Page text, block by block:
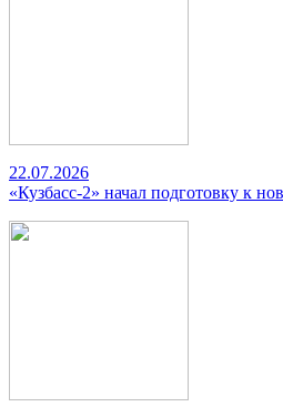
22.07.2026
«Кузбасс-2» начал подготовку к